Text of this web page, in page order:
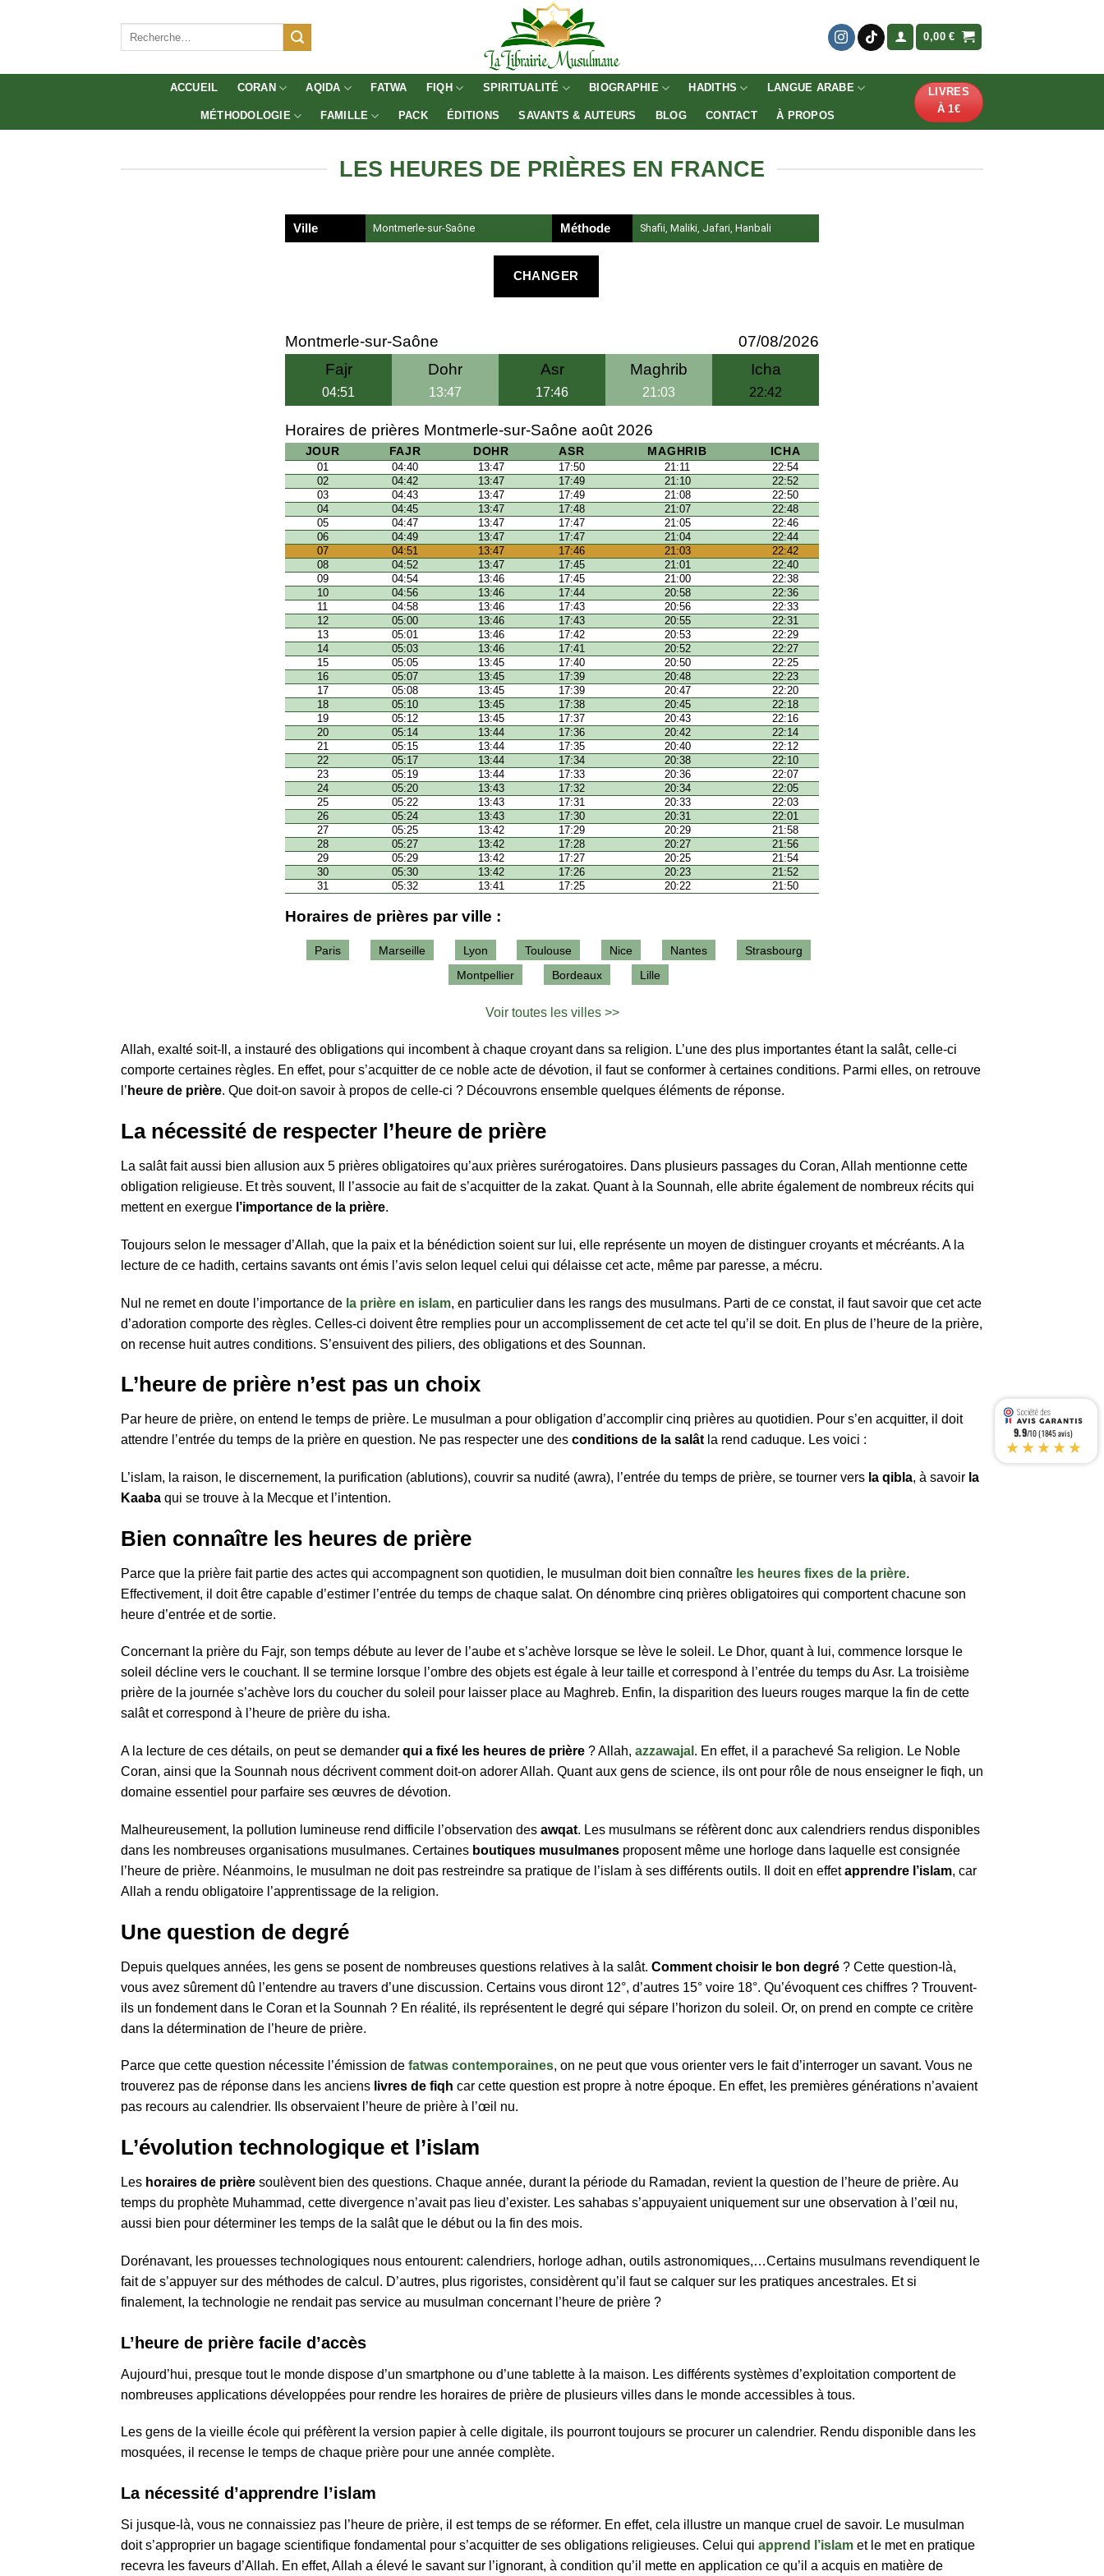
0,00€
ACCUEIL CORAN AQIDA FATWA FIQH SPIRITUALITÉ BIOGRAPHIE HADITHS LANGUE ARABE
MÉTHODOLOGIE FAMILLE PACK ÉDITIONS SAVANTS & AUTEURS BLOG CONTACT À PROPOS
LIVRES
À 1€
LES HEURES DE PRIÈRES EN FRANCE
Ville Montmerle-sur-Saône Méthode Shafii, Maliki, Jafari, Hanbali
CHANGER
Montmerle-sur-Saône
07/08/2026
Fajr
04:51
Dohr
13:47
Asr
17:46
Maghrib
21:03
Icha
22:42
Horaires de prières Montmerle-sur-Saône août 2026
JOUR FAJR DOHR ASR MAGHRIB ICHA
01 04:40 13:47 17:50 21:11
22:54
02
04:42 13:47 17:49 21:10
22:52
03
04:43 13:47 17:49 21:08
22:50
04
04:45 13:47 17:48 21:07
22:48
05
04:47 13:47 17:47 21:05
22:46
06
04:49 13:47 17:47 21:04
22:44
07
04:51 13:47 17:46 21:03
22:42
08
04:52 13:47 17:45 21:01
22:40
09
04:54 13:46 17:45 21:00
22:38
10
04:56 13:46 17:44 20:58
22:36
11
04:58 13:46 17:43 20:56
22:33
12
05:00 13:46 17:43 20:55
22:31
13
05:01 13:46 17:42 20:53
22:29
14
05:03 13:46 17:41 20:52
22:27
15
05:05 13:45 17:40 20:50
22:25
16
05:07 13:45 17:39 20:48
22:23
17
05:08 13:45 17:39 20:47
22:20
18
05:10 13:45 17:38 20:45
22:18
19
05:12 13:45 17:37 20:43
22:16
20
05:14 13:44 17:36 20:42
22:14
21
05:15 13:44 17:35 20:40
22:12
22
05:17 13:44 17:34 20:38
22:10
23
05:19 13:44 17:33 20:36
22:07
24
05:20 13:43 17:32 20:34
22:05
25
05:22 13:43 17:31 20:33
22:03
26
05:24 13:43 17:30 20:31
22:01
27
05:25 13:42 17:29 20:29
21:58
28
05:27 13:42 17:28 20:27
21:56
29
05:29 13:42 17:27 20:25
21:54
30
05:30 13:42 17:26 20:23
21:52
31
05:32 13:41 17:25 20:22 21:50
Horaires de prières par ville :
Paris Marseille Lyon Toulouse Nice Nantes
Strasbourg
Montpellier
Bordeaux Lille
Voir toutes les villes >>
Allah, exalté soit-Il, a instauré des obligations qui incombent à chaque croyant dans sa religion. L’une des plus importantes étant la salât, celle-ci
comporte certaines règles. En effet, pour s’acquitter de ce noble acte de dévotion, il faut se conformer à certaines conditions. Parmi elles, on retrouve
l’ heure de prière. Que doit-on savoir à propos de celle-ci ? Découvrons ensemble quelques éléments de réponse.
La nécessité de respecter l’heure de prière
La salât fait aussi bien allusion aux 5 prières obligatoires qu’aux prières surérogatoires. Dans plusieurs passages du Coran, Allah mentionne cette
obligation religieuse. Et très souvent, Il l’associe au fait de s’acquitter de la zakat. Quant à la Sounnah, elle abrite également de nombreux récits qui
mettent en exergue l’importance de la prière.
Toujours selon le messager d’Allah, que la paix et la bénédiction soient sur lui, elle représente un moyen de distinguer croyants et mécréants. A la
lecture de ce hadith, certains savants ont émis l’avis selon lequel celui qui délaisse cet acte, même par paresse, a mécru.
Nul ne remet en doute l’importance de la prière en islam, en particulier dans les rangs des musulmans. Parti de ce constat, il faut savoir que cet acte
d’adoration comporte des règles. Celles-ci doivent être remplies pour un accomplissement de cet acte tel qu’il se doit. En plus de l’heure de la prière,
on recense huit autres conditions. S’ensuivent des piliers, des obligations et des Sounnan.
L’heure de prière n’est pas un choix
Par heure de prière, on entend le temps de prière. Le musulman a pour obligation d’accomplir cinq prières au quotidien. Pour s’en acquitter, il doit
attendre l’entrée du temps de la prière en question. Ne pas respecter une des conditions de la salât la rend caduque. Les voici :
L’islam, la raison, le discernement, la purification (ablutions), couvrir sa nudité (awra), l’entrée du temps de prière, se tourner vers la qibla, à savoir la
Kaaba qui se trouve à la Mecque et l’intention.
Bien connaître les heures de prière
Parce que la prière fait partie des actes qui accompagnent son quotidien, le musulman doit bien connaître les heures fixes de la prière.
Effectivement, il doit être capable d’estimer l’entrée du temps de chaque salat. On dénombre cinq prières obligatoires qui comportent chacune son
heure d’entrée et de sortie.
Concernant la prière du Fajr, son temps débute au lever de l’aube et s’achève lorsque se lève le soleil. Le Dhor, quant à lui, commence lorsque le
soleil décline vers le couchant. Il se termine lorsque l’ombre des objets est égale à leur taille et correspond à l’entrée du temps du Asr. La troisième
prière de la journée s’achève lors du coucher du soleil pour laisser place au Maghreb. Enfin, la disparition des lueurs rouges marque la fin de cette
salât et correspond à l’heure de prière du isha.
A la lecture de ces détails, on peut se demander qui a fixé les heures de prière ? Allah, azzawajal . En effet, il a parachevé Sa religion. Le Noble
Coran, ainsi que la Sounnah nous décrivent comment doit-on adorer Allah. Quant aux gens de science, ils ont pour rôle de nous enseigner le fiqh, un
domaine essentiel pour parfaire ses œuvres de dévotion.
Malheureusement, la pollution lumineuse rend difficile l’observation des awqat. Les musulmans se réfèrent donc aux calendriers rendus disponibles
dans les nombreuses organisations musulmanes. Certaines boutiques musulmanes proposent même une horloge dans laquelle est consignée
l’heure de prière. Néanmoins, le musulman ne doit pas restreindre sa pratique de l’islam à ses différents outils. Il doit en effetapprendre l’islam, car
Allah a rendu obligatoire l’apprentissage de la religion.
Une question de degré
Depuis quelques années, les gens se posent de nombreuses questions relatives à la salât. Comment choisir le bon degré ? Cette question-là,
vous avez sûrement dû l’entendre au travers d’une discussion. Certains vous diront 12°, d’autres 15° voire 18°. Qu’évoquent ces chiffres ? Trouvent-
ils un fondement dans le Coran et la Sounnah ? En réalité, ils représentent le degré qui sépare l’horizon du soleil. Or, on prend en compte ce critère
dans la détermination de l’heure de prière.
Parce que cette question nécessite l’émission de fatwas contemporaines, on ne peut que vous orienter vers le fait d’interroger un savant. Vous ne
trouverez pas de réponse dans les anciens livres de fiqh car cette question est propre à notre époque. En effet, les premières générations n’avaient
pas recours au calendrier. Ils observaient l’heure de prière à l’œil nu.
L’évolution technologique et l’islam
Les horaires de prière soulèvent bien des questions. Chaque année, durant la période du Ramadan, revient la question de l’heure de prière. Au
temps du prophète Muhammad, cette divergence n’avait pas lieu d’exister. Les sahabas s’appuyaient uniquement sur une observation à l’œil nu,
aussi bien pour déterminer les temps de la salât que le début ou la fin des mois.
Dorénavant, les prouesses technologiques nous entourent: calendriers, horloge adhan, outils astronomiques,…Certains musulmans revendiquent le
fait de s’appuyer sur des méthodes de calcul. D’autres, plus rigoristes, considèrent qu’il faut se calquer sur les pratiques ancestrales. Et si
finalement, la technologie ne rendait pas service au musulman concernant l’heure de prière ?
L’heure de prière facile d’accès
Aujourd’hui, presque tout le monde dispose d’un smartphone ou d’une tablette à la maison. Les différents systèmes d’exploitation comportent de
nombreuses applications développées pour rendre les horaires de prière de plusieurs villes dans le monde accessibles à tous.
Les gens de la vieille école qui préfèrent la version papier à celle digitale, ils pourront toujours se procurer un calendrier. Rendu disponible dans les
mosquées, il recense le temps de chaque prière pour une année complète.
La nécessité d’apprendre l’islam
Si jusque-là, vous ne connaissiez pas l’heure de prière, il est temps de se réformer. En effet, cela illustre un manque cruel de savoir. Le musulman
doit s’approprier un bagage scientifique fondamental pour s’acquitter de ses obligations religieuses. Celui qui apprend l’islam et le met en pratique
recevra les faveurs d’Allah. En effet, Allah a élevé le savant sur l’ignorant, à condition qu’il mette en application ce qu’il a acquis en matière de
9.9/10 (1845 avis)
★★★★★